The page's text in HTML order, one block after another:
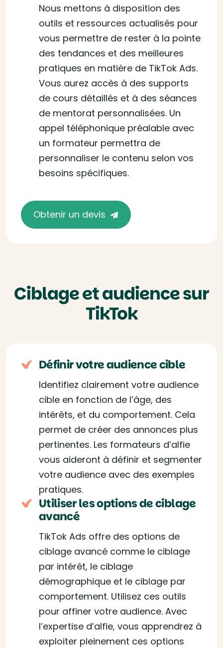
Nous mettons à disposition des
outils et ressources actualisés pour
vous permettre de rester à la pointe
des tendances et des meilleures
pratiques en matière de TikTok Ads.
Vous aurez accès à des supports
de cours détaillés et à des séances
de mentorat personnalisées. Un
appel téléphonique préalable avec
un formateur permettra de
personnaliser le contenu selon vos
besoins spécifiques.
Obtenir un devis
Ciblage et audience sur
TikTok
Définir votre audience cible
Identifiez clairement votre audience
cible en fonction de l’âge, des
intérêts, et du comportement. Cela
permet de créer des annonces plus
pertinentes. Les formateurs d’alfie
vous aideront à définir et segmenter
votre audience avec des exemples
pratiques.
Utiliser les options de ciblage
avancé
TikTok Ads offre des options de
ciblage avancé comme le ciblage
par intérêt, le ciblage
démographique et le ciblage par
comportement. Utilisez ces outils
pour affiner votre audience. Avec
l’expertise d’alfie, vous apprendrez à
exploiter pleinement ces options